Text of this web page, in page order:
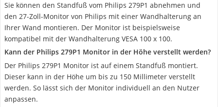
Sie können den Standfuß vom Philips 279P1 abnehmen und
den 27-Zoll-Monitor von Philips mit einer Wandhalterung an
Ihrer Wand montieren. Der Monitor ist beispielsweise
kompatibel mit der Wandhalterung VESA 100 x 100.
Kann der Philips 279P1 Monitor in der Höhe verstellt werden?
Der Philips 279P1 Monitor ist auf einem Standfuß montiert.
Dieser kann in der Höhe um bis zu 150 Millimeter verstellt
werden. So lässt sich der Monitor individuell an den Nutzer
anpassen.